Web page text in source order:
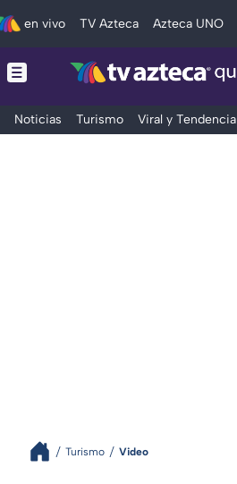
en vivo TV Azteca Azteca UNO
Noticias Turismo Viral y Tendencia
Turismo Video